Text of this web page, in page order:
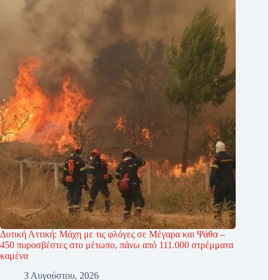
Δυτική Αττική: Μάχη με τις φλόγες σε Μέγαρα και Ψάθα –
450 πυροσβέστες στο μέτωπο, πάνω από 111.000 στρέμματα
καμένα
3 Αυγούστου, 2026